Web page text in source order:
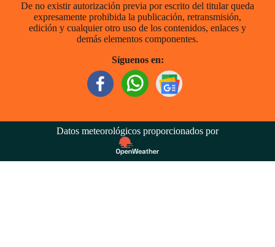
De no existir autorización previa por escrito del titular queda
expresamente prohibida la publicación, retransmisión,
edición y cualquier otro uso de los contenidos, enlaces y
demás elementos componentes.
Síguenos en:
Datos meteorológicos proporcionados por